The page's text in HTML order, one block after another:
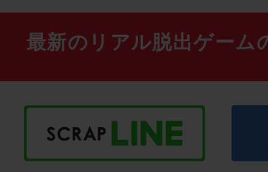
最新のリアル脱出ゲーム